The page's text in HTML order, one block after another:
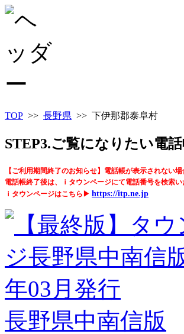
TOP >> 長野県 >> 下伊那郡泰阜村
STEP3.ご覧になりたい電
【ご利用期間終了のお知らせ】電話帳が表示されない
電話帳終了後は、ｉタウンページにて電話番号を検索い
ｉタウンページはこちら▶ https://itp.ne.jp
長野県中南信版